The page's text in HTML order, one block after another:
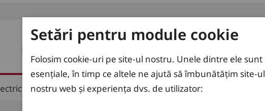
Produse
T20 – T25 RW
Setări pentru module cookie
Folosim cookie-uri pe site-ul nostru. Unele dintre ele sunt
esențiale, în timp ce altele ne ajută să îmbunătățim site-ul
nostru web și experiența dvs. de utilizator: